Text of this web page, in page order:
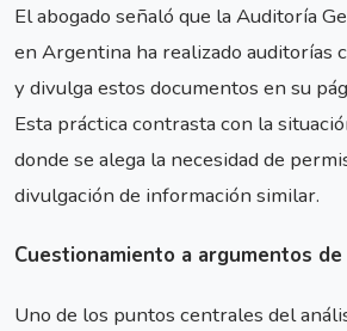
El abogado señaló que la Auditoría
en Argentina ha realizado auditorías
y divulga estos documentos en su
Esta práctica contrasta con la
donde se alega la necesidad de
divulgación de información similar.
Cuestionamiento a argumentos
Uno de los puntos centrales del